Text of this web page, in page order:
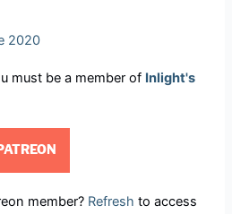
2020
must be a member of Inlight's
member? Refresh to access